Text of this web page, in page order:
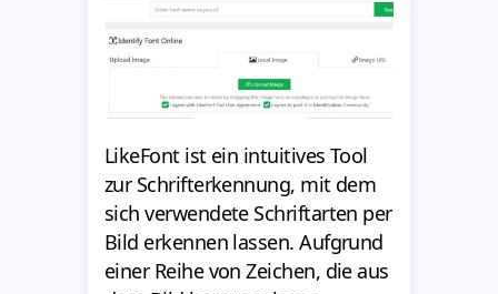
LikeFont ist ein intuitives Tool
zur Schrifterkennung, mit dem
sich verwendete Schriftarten per
Bild erkennen lassen. Aufgrund
einer Reihe von Zeichen, die aus